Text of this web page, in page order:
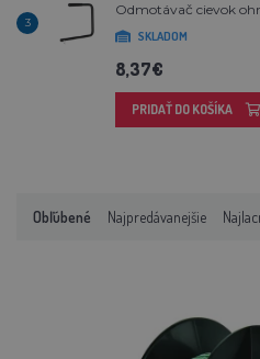
3
Odmotávač cievok
SKLADOM
8,37€
PRIDAŤ DO KOŠÍKA
Obľúbené Najpredávanejšie